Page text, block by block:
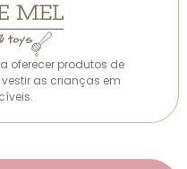
oferecer produtos de
as crianças em